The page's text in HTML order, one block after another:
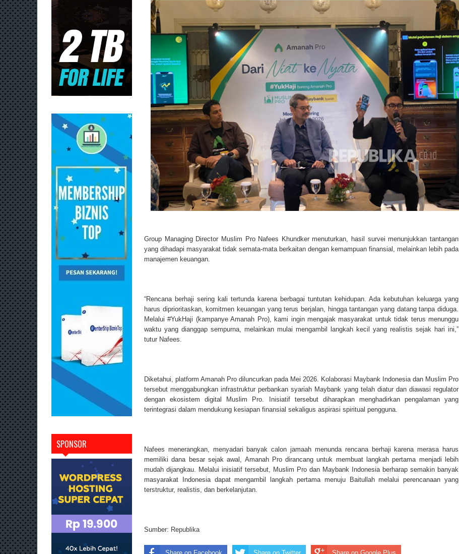
SPONSOR
Group Managing Director Muslim Pro Nafees Khundker menuturkan, hasil survei menunjukkan tantangan
yang dihadapi masyarakat tidak semata-mata berkaitan dengan kemampuan finansial, melainkan lebih pada
manajemen keuangan.
“Rencana berhaji sering kali tertunda karena berbagai tuntutan kehidupan. Ada kebutuhan keluarga yang
harus diprioritaskan, komitmen keuangan yang terus berjalan, hingga tantangan yang datang tanpa diduga.
Melalui #YukHaji (kampanye Amanah Pro), kami ingin mengajak masyarakat untuk tidak terus menunggu
waktu yang dianggap sempurna, melainkan mulai mengambil langkah kecil yang realistis sejak hari ini,”
tutur Nafees.
Diketahui, platform Amanah Pro diluncurkan pada Mei 2026. Kolaborasi Maybank Indonesia dan Muslim Pro
tersebut menggabungkan infrastruktur perbankan syariah Maybank yang telah diatur dan diawasi regulator
dengan ekosistem digital Muslim Pro. Inisiatif tersebut diharapkan menghadirkan pengalaman yang
terintegrasi dalam mendukung kesiapan finansial sekaligus aspirasi spiritual pengguna.
Nafees menerangkan, menyadari banyak calon jamaah menunda rencana berhaji karena merasa harus
memiliki dana besar sejak awal, Amanah Pro dirancang untuk membuat langkah pertama menjadi lebih
mudah dijangkau. Melalui inisiatif tersebut, Muslim Pro dan Maybank Indonesia berharap semakin banyak
masyarakat Indonesia dapat mengambil langkah pertama menuju Baitullah melalui perencanaan yang
terstruktur, realistis, dan berkelanjutan.
Sumber: Republika